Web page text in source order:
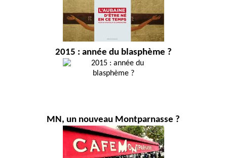
2015 : année du blasphème ?
MN, un nouveau Montparnasse ?